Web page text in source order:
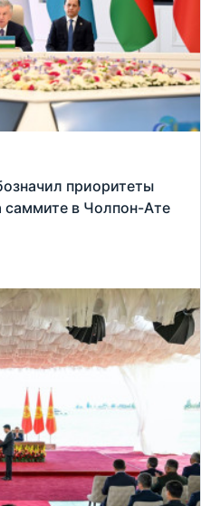
приоритеты
саммите в Чолпон-Ате